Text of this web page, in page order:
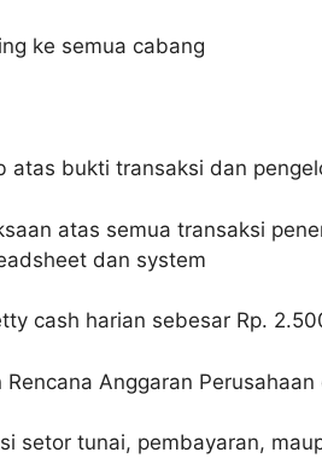
ke semua cabang
atas bukti transaksi dan
atas semua transaksi
dan system
cash harian sebesar Rp.
Rencana Anggaran
setor tunai, pembayaran,